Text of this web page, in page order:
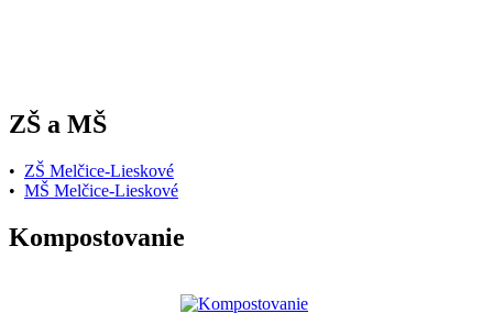
ZŠ a MŠ
• ZŠ Melčice-Lieskové
• MŠ Melčice-Lieskové
Kompostovanie